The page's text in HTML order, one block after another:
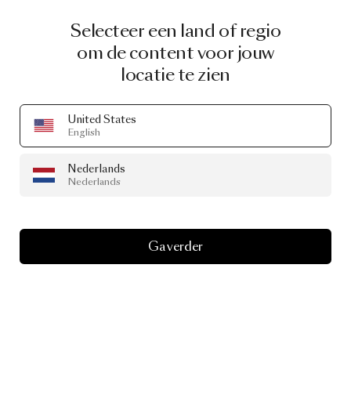
Selecteer een land of regio
om de content voor jouw
locatie te zien
United States
English
Nederlands
Nederlands
Ga verder